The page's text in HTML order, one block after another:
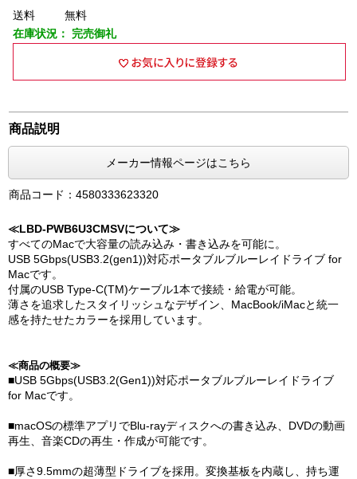
送料
無料
在庫状況： 完売御礼
商品説明
メーカー情報ページはこちら
商品コード：4580333623320
≪LBD-PWB6U3CMSVについて≫
すべてのMacで大容量の読み込み・書き込みを可能に。
USB 5Gbps(USB3.2(gen1))対応ポータブルブルーレイドライブ for
Macです。
付属のUSB Type-C(TM)ケーブル1本で接続・給電が可能。
薄さを追求したスタイリッシュなデザイン、MacBook/iMacと統一
感を持たせたカラーを採用しています。
≪商品の概要≫
■USB 5Gbps(USB3.2(Gen1))対応ポータブルブルーレイドライブ
for Macです。
■macOSの標準アプリでBlu-rayディスクへの書き込み、DVDの動画
再生、音楽CDの再生・作成が可能です。
■厚さ9.5mmの超薄型ドライブを採用。変換基板を内蔵し、持ち運